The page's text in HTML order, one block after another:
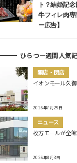
ト？結婚記
牛フィレ肉
ー広告】
ひらつー週間人気
開店・閉店
イオンモール久
2026年7月29日
ニュース
枚方モールが全
2026年8月3日